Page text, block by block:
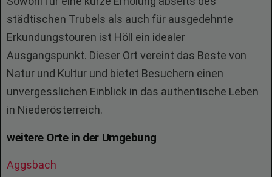
städtischen Trubels als auch für ausgedehnte
Erkundungstouren ist Höll ein idealer
Ausgangspunkt. Dieser Ort vereint das Beste von
Natur und Kultur und bietet Besuchern einen
unvergesslichen Einblick in das authentische Leben
in Niederösterreich.
weitere Orte in der Umgebung
Aggsbach